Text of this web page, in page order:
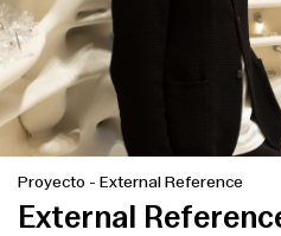
Proyecto - External Reference
External